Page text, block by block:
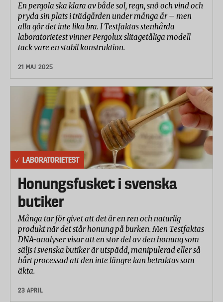
En pergola ska klara av både sol, regn, snö och vind och
pryda sin plats i trädgården under många år – men
alla gör det inte lika bra. I Testfaktas stenhårda
laboratorietest vinner Pergolux slitagetåliga modell
tack vare en stabil konstruktion.
21 MAJ 2025
LABORATORIETEST
Honungsfusket i svenska
butiker
Många tar för givet att det är en ren och naturlig
produkt när det står honung på burken. Men Testfaktas
DNA-analyser visar att en stor del av den honung som
säljs i svenska butiker är utspädd, manipulerad eller så
hårt processad att den inte längre kan betraktas som
äkta.
23 APRIL